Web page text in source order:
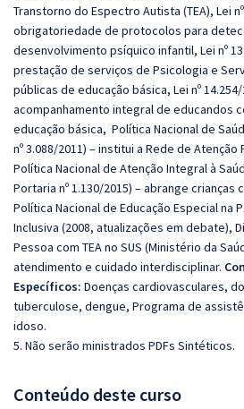
Transtorno do Espectro Autista (TEA), Lei
obrigatoriedade de protocolos para
desenvolvimento psíquico infantil, Lei nº
prestação de serviços de Psicologia e
públicas de educação básica, Lei nº
acompanhamento integral de educandos
educação básica, Política Nacional de
nº 3.088/2011) – institui a Rede de Atenção
Política Nacional de Atenção Integral à
Portaria nº 1.130/2015) – abrange
Política Nacional de Educação Especial na
Inclusiva (2008, atualizações em debate),
Pessoa com TEA no SUS (Ministério da
atendimento e cuidado interdisciplinar.
Específicos: Doenças cardiovasculares,
tuberculose, dengue, Programa de
idoso.
5. Não serão ministrados PDFs Sintéticos.
Conteúdo deste curso